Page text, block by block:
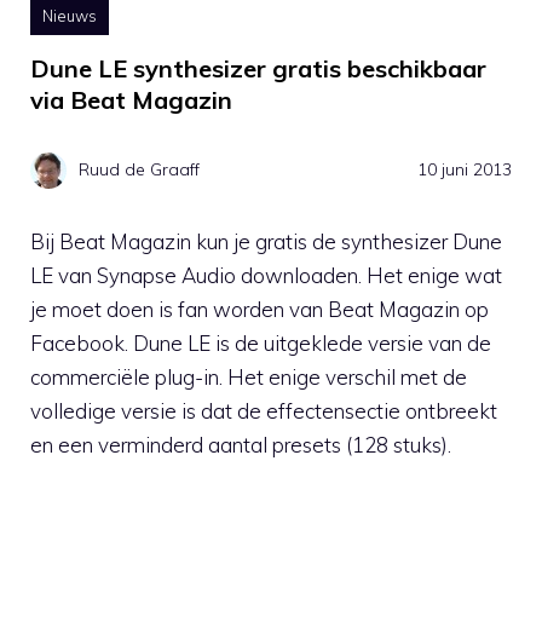
Nieuws
Dune LE synthesizer gratis beschikbaar
via Beat Magazin
Ruud de Graaff 10 juni 2013
Bij Beat Magazin kun je gratis de synthesizer Dune
LE van Synapse Audio downloaden. Het enige wat
je moet doen is fan worden van Beat Magazin op
Facebook. Dune LE is de uitgeklede versie van de
commerciële plug-in. Het enige verschil met de
volledige versie is dat de effectensectie ontbreekt
en een verminderd aantal presets (128 stuks).